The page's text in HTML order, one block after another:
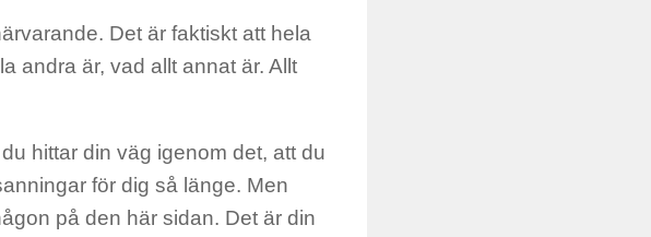
Det är faktiskt att hela
andra är, vad allt annat är. Allt
hittar din väg igenom det, att du
för dig så länge. Men
på den här sidan. Det är din